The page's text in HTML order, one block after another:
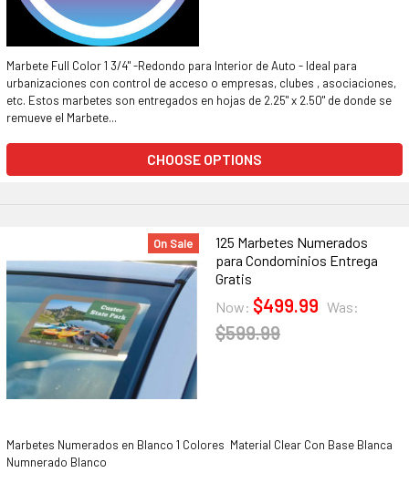
Marbete Full Color 1 3/4" -Redondo para Interior de Auto - Ideal para
urbanizaciones con control de acceso o empresas, clubes , asociaciones,
etc. Estos marbetes son entregados en hojas de 2.25" x 2.50" de donde se
remueve el Marbete...
CHOOSE OPTIONS
On Sale
125 Marbetes Numerados
para Condominios Entrega
Gratis
Now: $499.99 Was:
$599.99
Marbetes Numerados en Blanco 1 Colores Material Clear Con Base Blanca
Numnerado Blanco